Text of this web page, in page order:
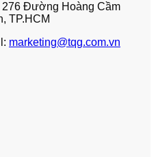
Đường Hoàng Cầm
TP.HCM
marketing@tqg.com.vn